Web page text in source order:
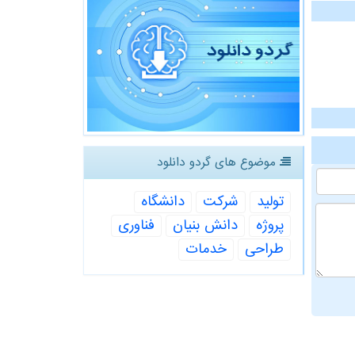
موضوع های گردو دانلود
تولید شركت
دانشگاه
پروژه
دانش بنیان
فناوری
طراحی
خدمات